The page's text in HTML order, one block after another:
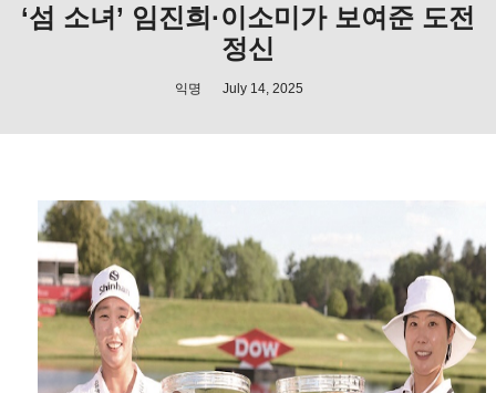
‘섬 소녀’ 임진희·이소미가 보여준 도전
정신
익명 July 14, 2025